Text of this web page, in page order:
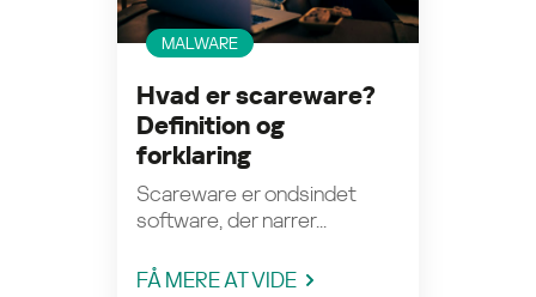
MALWARE
Hvad er scareware?
Definition og
forklaring
Scareware er ondsindet
software, der narrer...
FÅ MERE AT VIDE